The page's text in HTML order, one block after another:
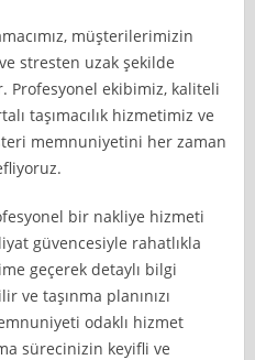
müşterilerimizin
stresten uzak şekilde
Profesyonel ekibimiz, kaliteli
taşımacılık hizmetimiz ve
memnuniyetini her zaman
bir nakliye hizmeti
güvencesiyle rahatlıkla
geçerek detaylı bilgi
ve taşınma planınızı
odaklı hizmet
sürecinizin keyifli ve